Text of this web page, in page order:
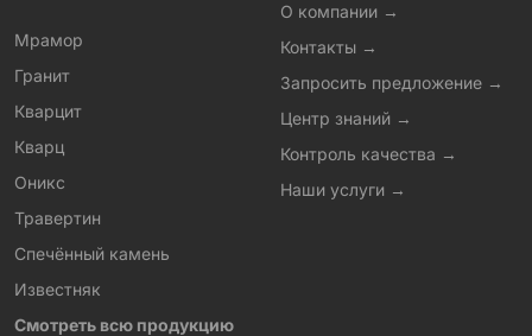
Мрамор
Гранит
Кварцит
Кварц
Оникс
Травертин
Спечённый камень
Известняк
Смотреть всю продукцию
О компании →
Контакты →
Запросить предложение →
Центр знаний →
Контроль качества →
Наши услуги →